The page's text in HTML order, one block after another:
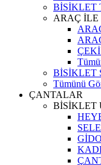
BİSİKLET
ARAÇ İLE
BİSİKLET
Tümünü
ÇANTALAR
BİSİKLET